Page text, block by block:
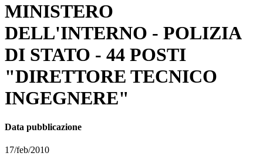
MINISTERO
DELL'INTERNO - POLIZIA
DI STATO - 44 POSTI
"DIRETTORE TECNICO
INGEGNERE"
Data pubblicazione
17/feb/2010